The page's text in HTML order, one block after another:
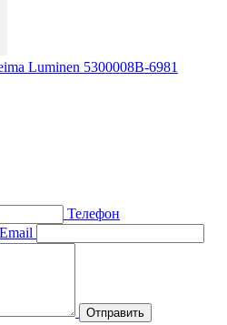
Luminen 5300008B-6981
Телефон
Email
Отправить